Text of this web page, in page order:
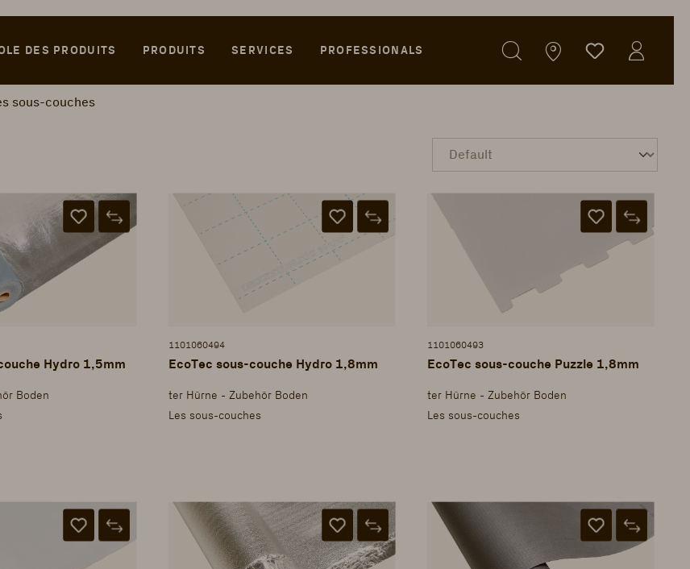
DES PRODUITS PRODUITS SERVICES PROFESSIONALS
sous-couches
AkusTec sous-couche Hydro 1,5mm
Boden
1101060494
EcoTec sous-couche Hydro 1,8mm
ter Hürne - Zubehör Boden
Les sous-couches
1101060493
EcoTec sous-couche Puzzle 1,8mm
ter Hürne - Zubehör Boden
Les sous-couches